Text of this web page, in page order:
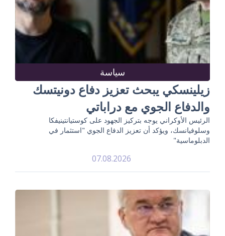
سياسة
زيلينسكي يبحث تعزيز دفاع دونيتسك
والدفاع الجوي مع دراباتي
الرئيس الأوكراني يوجه بتركيز الجهود على كوستيانتينيفكا
وسلوفيانسك، ويؤكد أن تعزيز الدفاع الجوي "استثمار في
الدبلوماسية"
07.08.2026